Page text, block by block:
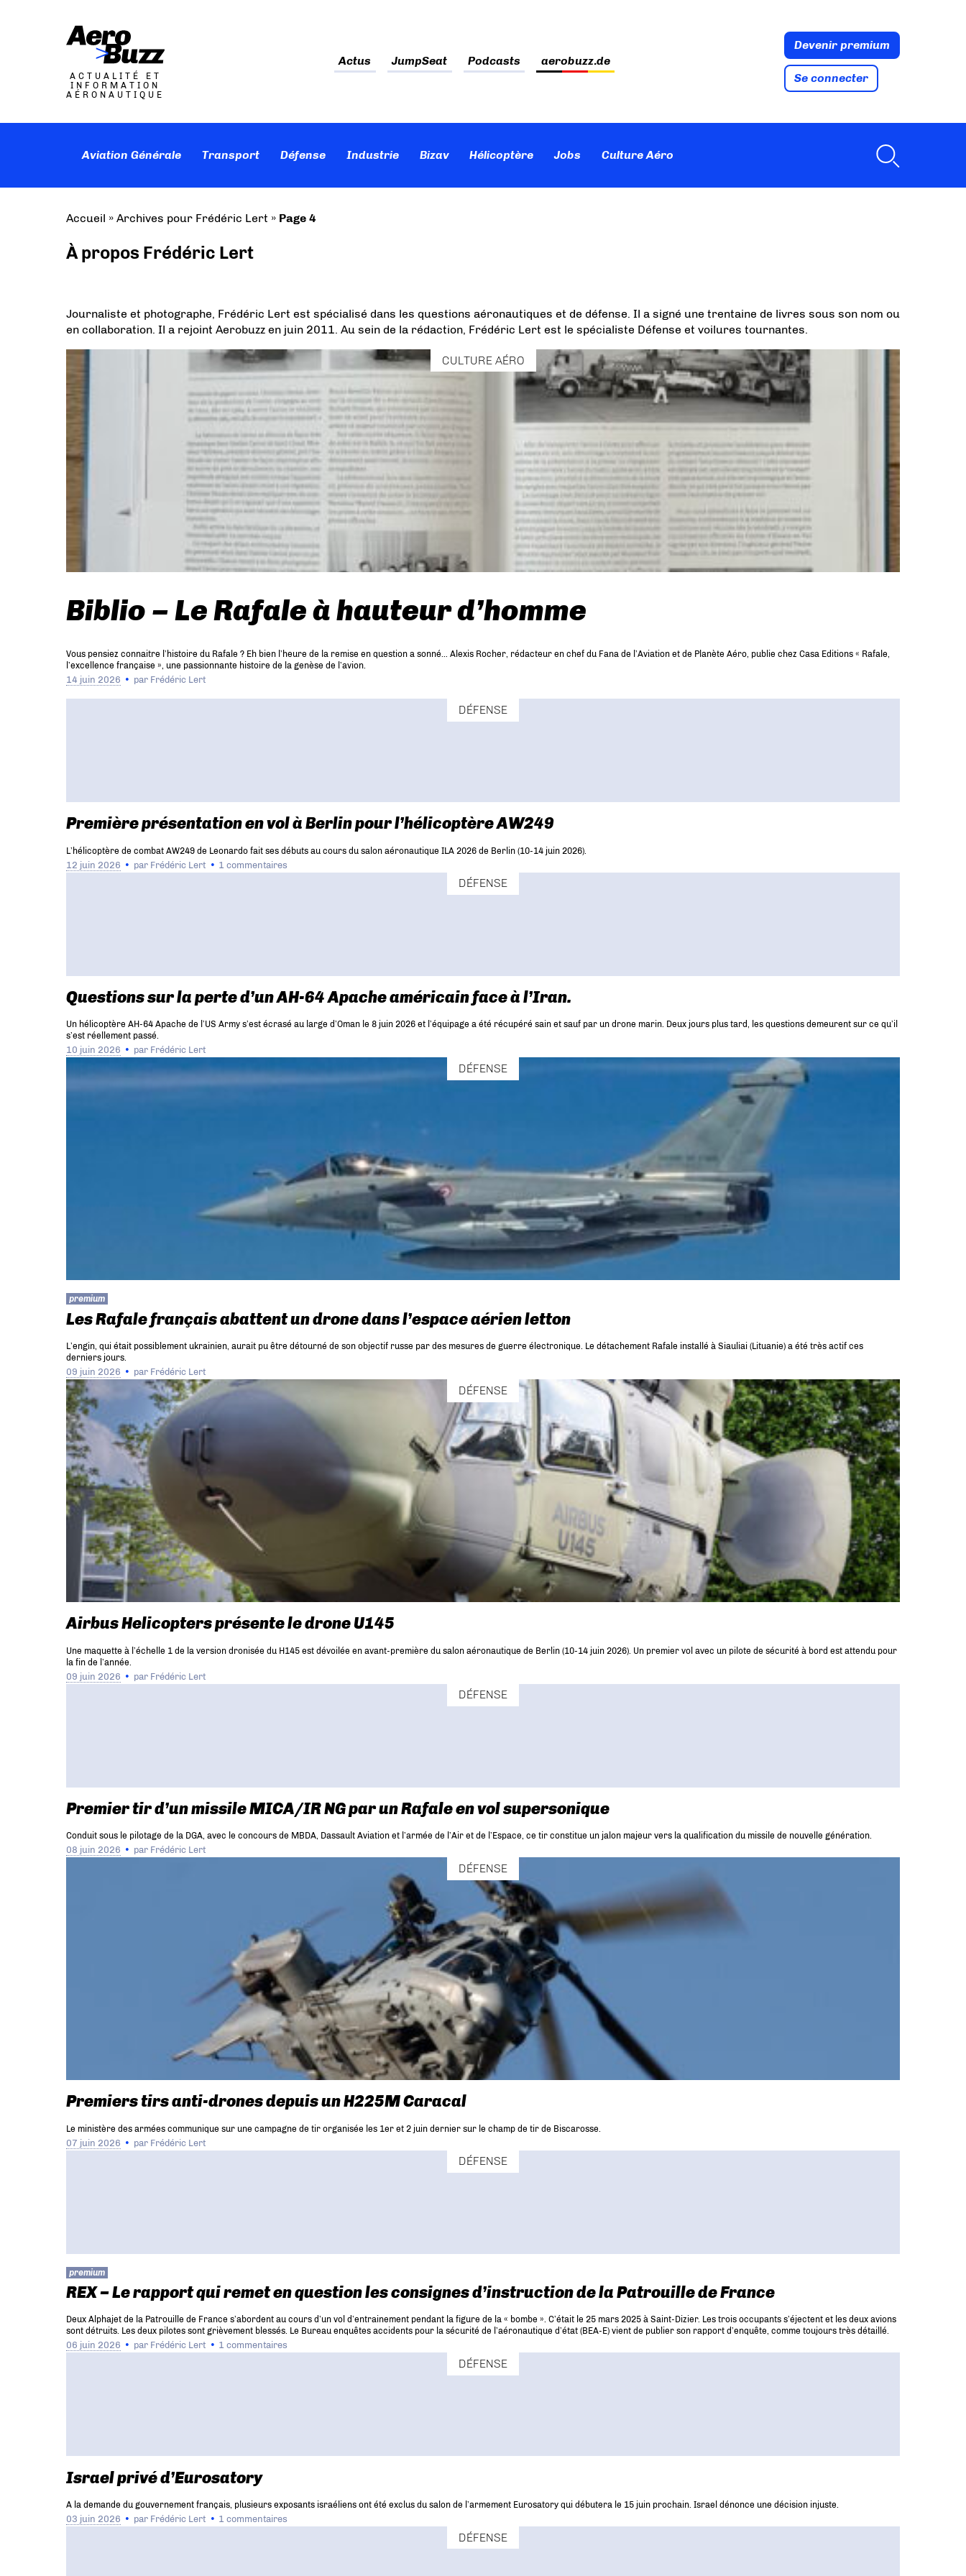
ACTUALITÉ ET
INFORMATION
AÉRONAUTIQUE
Actus JumpSeat Podcasts aerobuzz.de
Devenir premium
Se connecter
Aviation Générale Transport Défense Industrie Bizav Hélicoptère Jobs Culture Aéro
Accueil » Archives pour Frédéric Lert » Page 4
À propos Frédéric Lert
Journaliste et photographe, Frédéric Lert est spécialisé dans les questions aéronautiques et de défense. Il a signé une trentaine de livres sous son nom ou
en collaboration. Il a rejoint Aerobuzz en juin 2011. Au sein de la rédaction, Frédéric Lert est le spécialiste Défense et voilures tournantes.
CULTURE AÉRO
Biblio – Le Rafale à hauteur d’homme
Vous pensiez connaitre l’histoire du Rafale ? Eh bien l’heure de la remise en question a sonné… Alexis Rocher, rédacteur en chef du Fana de l’Aviation et de Planète Aéro, publie chez Casa Editions « Rafale,
l’excellence française », une passionnante histoire de la genèse de l’avion.
14 juin 2026 par Frédéric Lert
DÉFENSE
Première présentation en vol à Berlin pour l’hélicoptère AW249
L’hélicoptère de combat AW249 de Leonardo fait ses débuts au cours du salon aéronautique ILA 2026 de Berlin (10-14 juin 2026).
12 juin 2026 par Frédéric Lert 1 commentaires
DÉFENSE
Questions sur la perte d’un AH-64 Apache américain face à l’Iran.
Un hélicoptère AH-64 Apache de l’US Army s’est écrasé au large d’Oman le 8 juin 2026 et l’équipage a été récupéré sain et sauf par un drone marin. Deux jours plus tard, les questions demeurent sur ce qu’il
s’est réellement passé.
10 juin 2026 par Frédéric Lert
DÉFENSE
premium
Les Rafale français abattent un drone dans l’espace aérien letton
L’engin, qui était possiblement ukrainien, aurait pu être détourné de son objectif russe par des mesures de guerre électronique. Le détachement Rafale installé à Siauliai (Lituanie) a été très actif ces
derniers jours.
09 juin 2026 par Frédéric Lert
DÉFENSE
Airbus Helicopters présente le drone U145
Une maquette à l’échelle 1 de la version dronisée du H145 est dévoilée en avant-première du salon aéronautique de Berlin (10-14 juin 2026). Un premier vol avec un pilote de sécurité à bord est attendu pour
la fin de l’année.
09 juin 2026 par Frédéric Lert
DÉFENSE
Premier tir d’un missile MICA/IR NG par un Rafale en vol supersonique
Conduit sous le pilotage de la DGA, avec le concours de MBDA, Dassault Aviation et l’armée de l’Air et de l’Espace, ce tir constitue un jalon majeur vers la qualification du missile de nouvelle génération.
08 juin 2026 par Frédéric Lert
DÉFENSE
Premiers tirs anti-drones depuis un H225M Caracal
Le ministère des armées communique sur une campagne de tir organisée les 1er et 2 juin dernier sur le champ de tir de Biscarosse.
07 juin 2026 par Frédéric Lert
DÉFENSE
premium
REX – Le rapport qui remet en question les consignes d’instruction de la Patrouille de France
Deux Alphajet de la Patrouille de France s’abordent au cours d’un vol d’entrainement pendant la figure de la « bombe ». C’était le 25 mars 2025 à Saint-Dizier. Les trois occupants s’éjectent et les deux avions
sont détruits. Les deux pilotes sont grièvement blessés. Le Bureau enquêtes accidents pour la sécurité de l’aéronautique d’état (BEA-E) vient de publier son rapport d’enquête, comme toujours très détaillé.
06 juin 2026 par Frédéric Lert 1 commentaires
DÉFENSE
Israel privé d’Eurosatory
A la demande du gouvernement français, plusieurs exposants israéliens ont été exclus du salon de l’armement Eurosatory qui débutera le 15 juin prochain. Israel dénonce une décision injuste.
03 juin 2026 par Frédéric Lert 1 commentaires
DÉFENSE